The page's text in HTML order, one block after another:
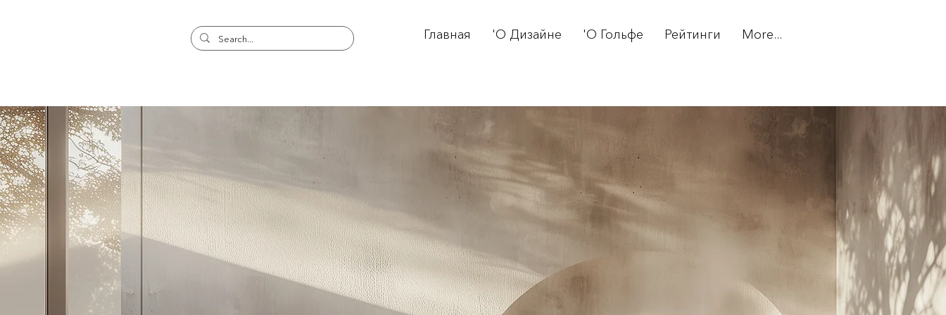
Главная 'О Дизайне 'О Гольфе Рейтинги More...